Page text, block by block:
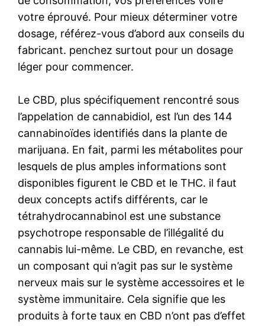
votre éprouvé. Pour mieux déterminer votre
dosage, référez-vous d’abord aux conseils du
fabricant. penchez surtout pour un dosage
léger pour commencer.
Le CBD, plus spécifiquement rencontré sous
l’appelation de cannabidiol, est l’un des 144
cannabinoïdes identifiés dans la plante de
marijuana. En fait, parmi les métabolites pour
lesquels de plus amples informations sont
disponibles figurent le CBD et le THC. il faut
deux concepts actifs différents, car le
tétrahydrocannabinol est une substance
psychotrope responsable de l’illégalité du
cannabis lui-même. Le CBD, en revanche, est
un composant qui n’agit pas sur le système
nerveux mais sur le système accessoires et le
système immunitaire. Cela signifie que les
produits à forte taux en CBD n’ont pas d’effet